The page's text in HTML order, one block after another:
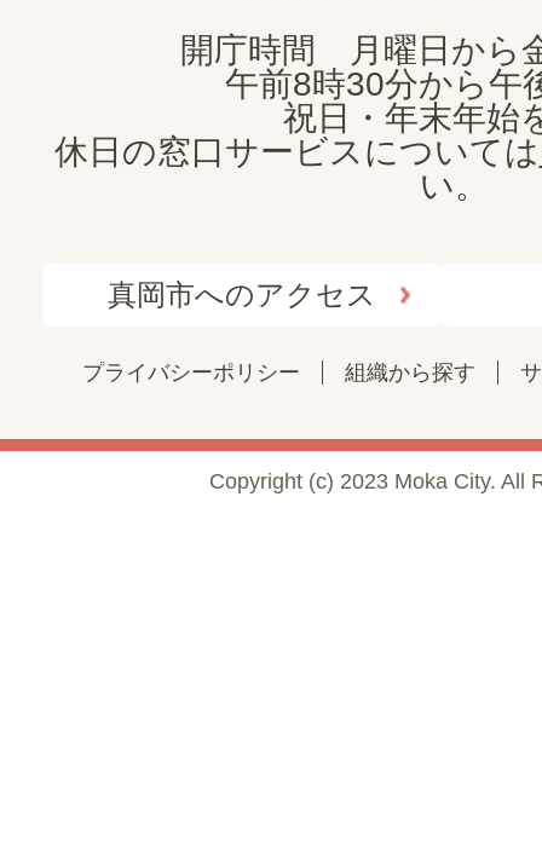
開庁時間 月曜日から
午前8時30分から午
祝日・年末年始
休日の窓口サービスについては
い。
真岡市へのアクセス
プライバシーポリシー 組織から探す
Copyright (c) 2023 Moka City. All